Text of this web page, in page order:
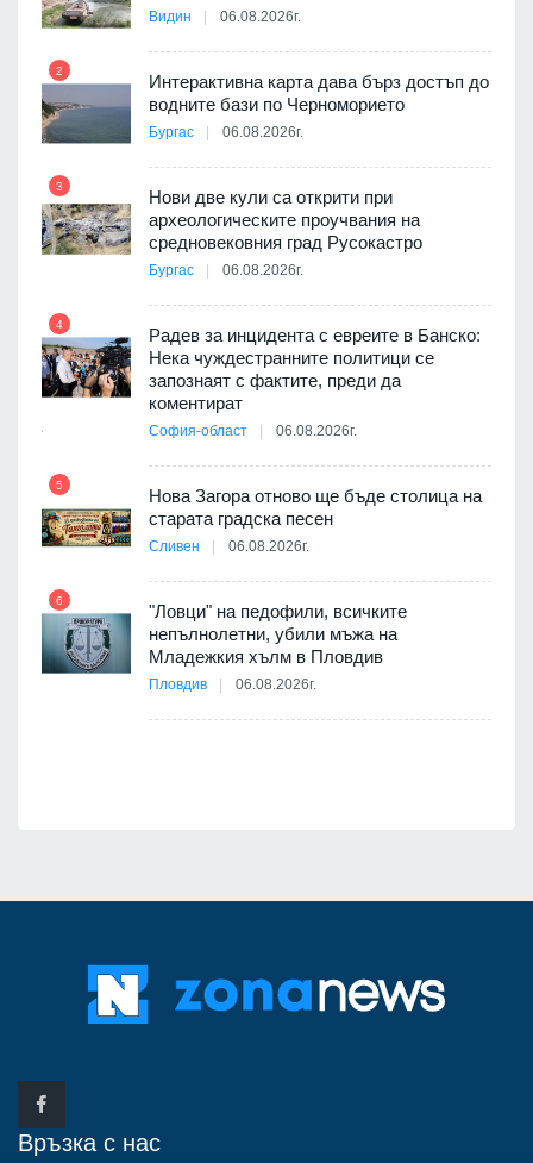
Видин 06.08.2026г.
2
Интерактивна карта дава бърз достъп до
водните бази по Черноморието
Бургас 06.08.2026г.
3
Нови две кули са открити при
археологическите проучвания на
средновековния град Русокастро
Бургас 06.08.2026г.
4
Радев за инцидента с евреите в Банско:
Нека чуждестранните политици се
запознаят с фактите, преди да
коментират
София-област 06.08.2026г.
5
Нова Загора отново ще бъде столица на
старата градска песен
Сливен 06.08.2026г.
6
"Ловци" на педофили, всичките
непълнолетни, убили мъжа на
Младежкия хълм в Пловдив
Пловдив 06.08.2026г.
Връзка с нас